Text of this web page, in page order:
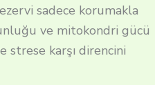
sadece korumakla
ve mitokondri gücü
strese karşı direncini